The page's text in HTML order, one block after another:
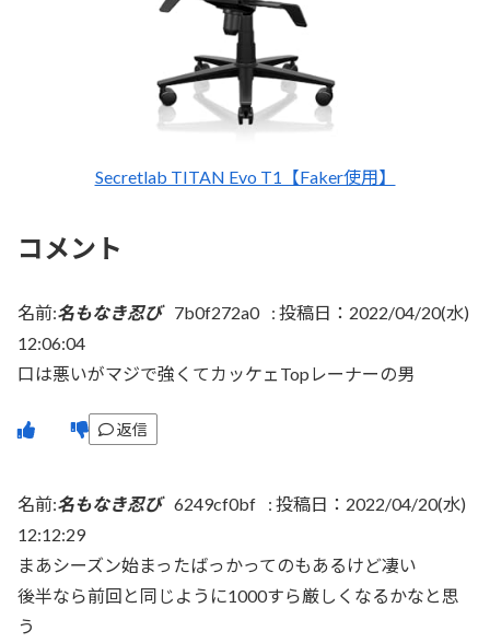
Secretlab TITAN Evo T1【Faker使用】
コメント
名前:名もなき忍び 7b0f272a0 : 投稿日：2022/04/20(水)
12:06:04
口は悪いがマジで強くてカッケェTopレーナーの男
返信
名前:名もなき忍び 6249cf0bf : 投稿日：2022/04/20(水)
12:12:29
まあシーズン始まったばっかってのもあるけど凄い
後半なら前回と同じように1000すら厳しくなるかなと思
う